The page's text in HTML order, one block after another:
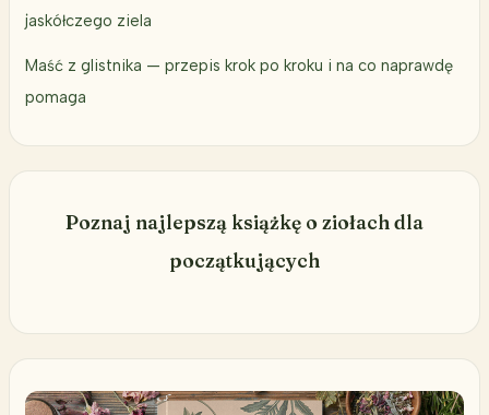
jaskółczego ziela
Maść z glistnika — przepis krok po kroku i na co naprawdę
pomaga
Poznaj najlepszą książkę o ziołach dla
początkujących